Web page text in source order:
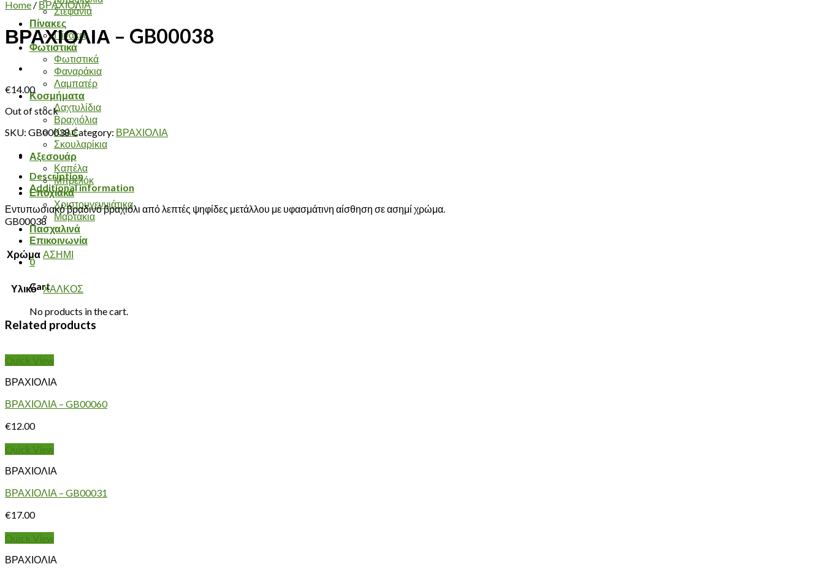
Στεφάνια
Πίνακες
Πίνακες
Φωτιστικά
Φωτιστικά
Φαναράκια
Λαμπατέρ
Κοσμήματα
Δαχτυλίδια
Βραχιόλια
Κολιέ
Σκουλαρίκια
Αξεσουάρ
Καπέλα
Μπρελόκ
Εποχιακά
Χριστουγεννιάτικα
Μαρτάκια
Πασχαλινά
Επικοινωνία
0
Cart
No products in the cart.
Home / ΒΡΑΧΙΟΛΙΑ
ΒΡΑΧΙΟΛΙΑ – GB00038
€14.00
Out of stock
SKU: GB00038Category: ΒΡΑΧΙΟΛΙΑ
Description
Additional information
Εντυπωσιακό βραδινό βραχιόλι από λεπτές ψηφίδες μετάλλου με υφασμάτινη αίσθηση σε ασημί χρώμα.
GB00038
Χρώμα ΑΣΗΜΙ
Υλικό ΧΑΛΚΟΣ
Related products
Quick View
ΒΡΑΧΙΟΛΙΑ
ΒΡΑΧΙΟΛΙΑ – GB00060
€12.00
Quick View
ΒΡΑΧΙΟΛΙΑ
ΒΡΑΧΙΟΛΙΑ – GB00031
€17.00
Quick View
ΒΡΑΧΙΟΛΙΑ